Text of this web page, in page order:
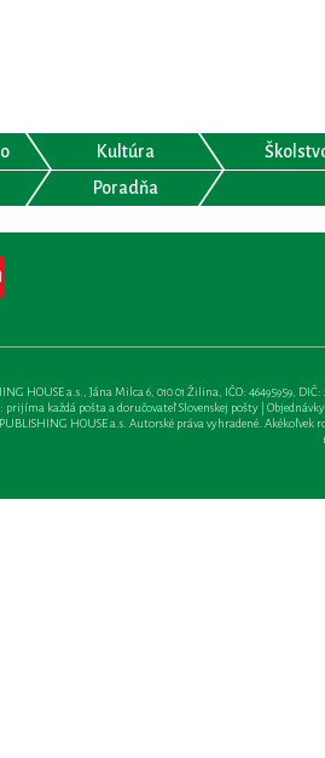
Kultúra
Poradňa
HOUSE a.s., Jána Milca 6, 010 01 Žilina, IČO: 46495959, DIČ:
každá pošta a doručovateľ Slovenskej pošty |
HOUSE a.s. Autorské práva vyhradené.